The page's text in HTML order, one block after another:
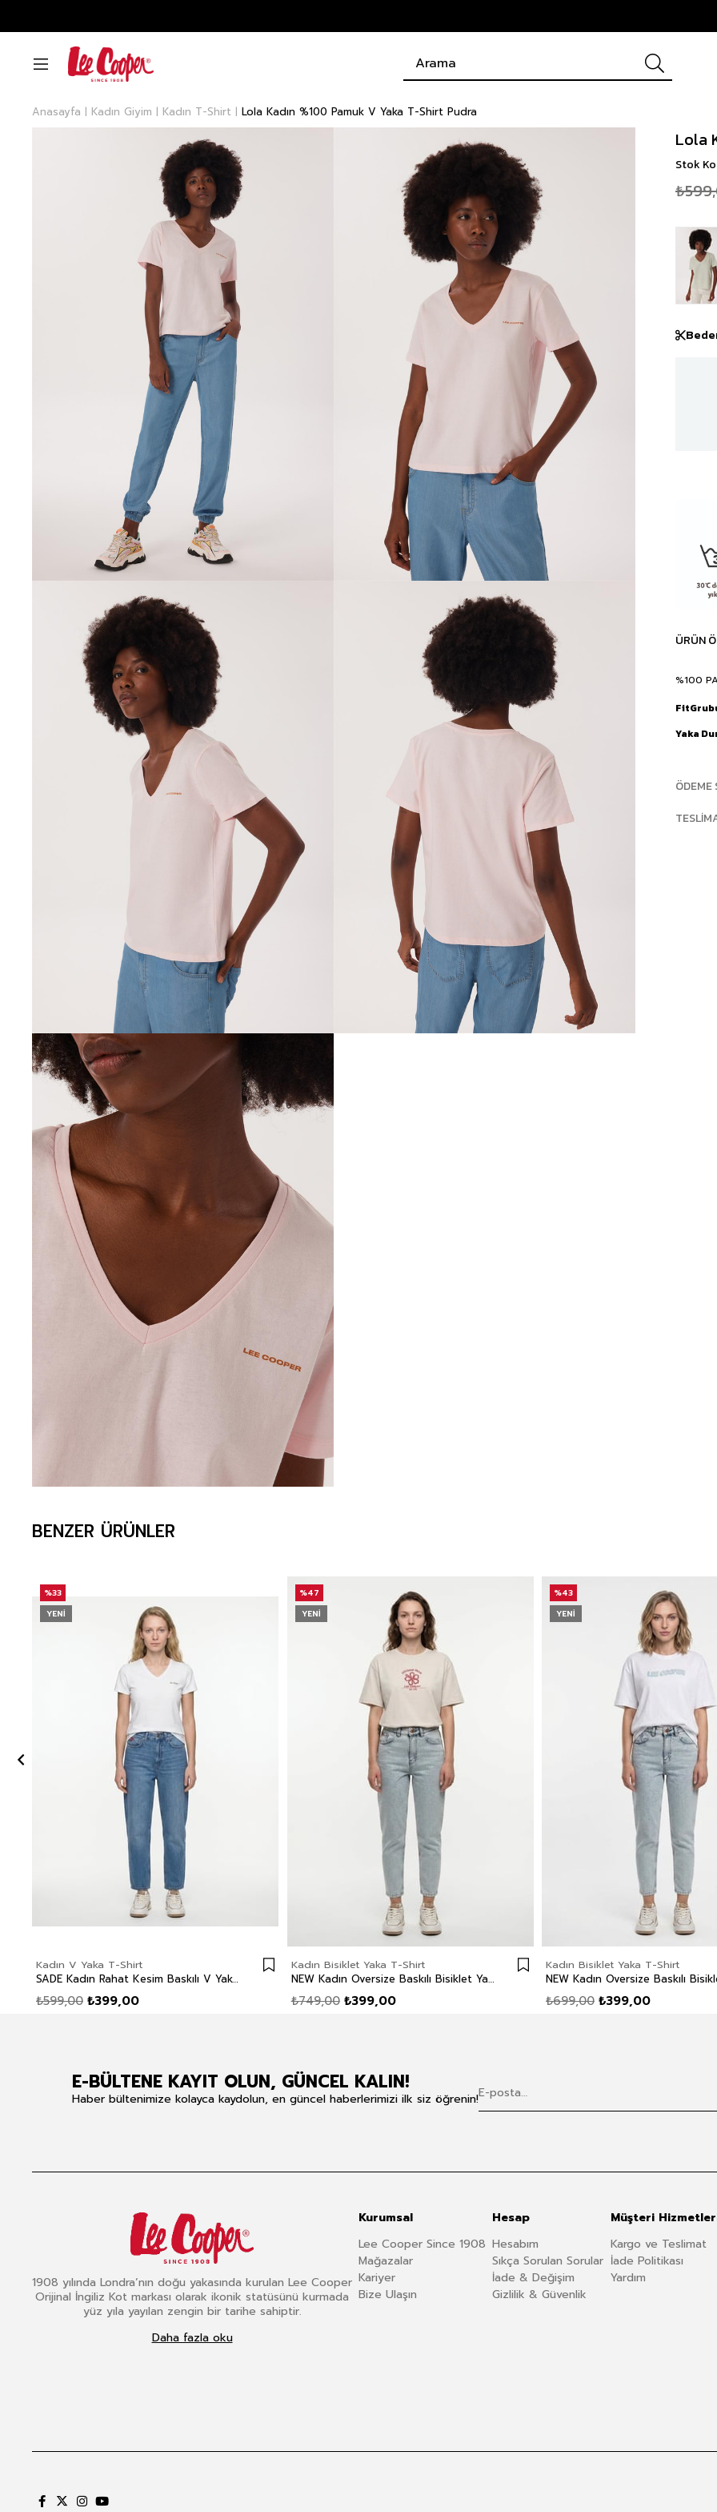
Anasayfa Kadın Giyim Kadın T-Shirt Lola Kadın %100 Pamuk V Yaka T-Shirt Pudra
Lola
Stok
ÜRÜN
%100
Yaka
ÖDEME
BENZER ÜRÜNLER
Kadın V Yaka T-Shirt
SADE Kadın Rahat Kesim Baskılı V Yaka T-Shirt Beyaz
₺399,00
₺599,00
%33
YENI
Kadın Bisiklet Yaka T-Shirt
NEW Kadın Oversize Baskılı Bisiklet Yaka T-Shirt Ekru
₺399,00
₺749,00
%47
YENI
Kadın Bisiklet Yaka T-Shirt
₺399,00
₺699,00
%43
YENI
E-BÜLTENE KAYIT OLUN, GÜNCEL KALIN!
Haber bültenimize kolayca kaydolun, en güncel haberlerimizi ilk siz öğrenin!
1908 yılında Londra’nın doğu yakasında kurulan Lee Cooper
Orijinal İngiliz Kot markası olarak ikonik statüsünü kurmada
yüz yıla yayılan zengin bir tarihe sahiptir.
Daha fazla oku
Kurumsal
Lee Cooper Since 1908
Mağazalar
Kariyer
Bize Ulaşın
Hesap
Hesabım
Sıkça Sorulan Sorular
İade & Değişim
Gizlilik & Güvenlik
Müşteri
Kargo ve Teslimat
İade Politikası
Yardım